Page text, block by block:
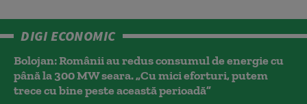
DIGI ECONOMIC
Bolojan: Românii au redus consumul de energie cu
până la 300 MW seara. „Cu mici eforturi, putem
trece cu bine peste această perioadă”